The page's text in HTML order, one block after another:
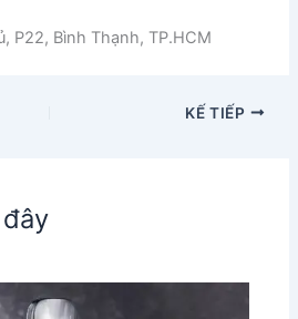
P22, Bình Thạnh, TP.HCM
KẾ TIẾP